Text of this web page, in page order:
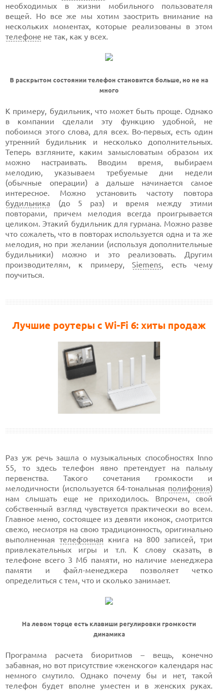
необходимых в жизни мобильного пользователя
вещей. Но все же мы хотим заострить внимание на
нескольких моментах, которые реализованы в этом
телефоне не так, как у всех.
В раскрытом состоянии телефон становится больше, но не на
много
К примеру, будильник, что может быть проще. Однако
в компании сделали эту функцию удобной, не
побоимся этого слова, для всех. Во-первых, есть один
утренний будильник и несколько дополнительных.
Теперь взгляните, каким замысловатым образом их
можно настраивать. Вводим время, выбираем
мелодию, указываем требуемые дни недели
(обычные операции) а дальше начинается самое
интересное. Можно установить частоту повтора
будильника (до 5 раз) и время между этими
повторами, причем мелодия всегда проигрывается
целиком. Этакий будильник для гурмана. Можно разве
что сожалеть, что в повторах используется одна и та же
мелодия, но при желании (используя дополнительные
будильники) можно и это реализовать. Другим
производителям, к примеру,Siemens, есть чему
поучиться.
Лучшие роутеры с Wi-Fi 6: хиты продаж
Раз уж речь зашла о музыкальных способностях Inno
55, то здесь телефон явно претендует на пальму
первенства. Такого сочетания громкости и
мелодичности (используется 64-тональная полифония)
нам слышать еще не приходилось. Впрочем, свой
собственный взгляд чувствуется практически во всем.
Главное меню, состоящее из девяти иконок, смотрится
свежо, несмотря на свою традиционность, оригинально
выполненнаятелефонная книга на 800 записей, три
привлекательных игры и т.п. К слову сказать, в
телефоне всего 3 Мб памяти, но наличие менеджера
памяти и файл-менеджера позволяет четко
определиться с тем, что и сколько занимает.
На левом торце есть клавиши регулировки громкости
динамика
Программа расчета биоритмов – вещь, конечно
забавная, но вот присутствие «женского» календаря нас
немного смутило. Однако почему бы и нет, такой
телефон будет вполне уместен и в женских руках.